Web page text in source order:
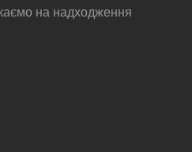
на надходження